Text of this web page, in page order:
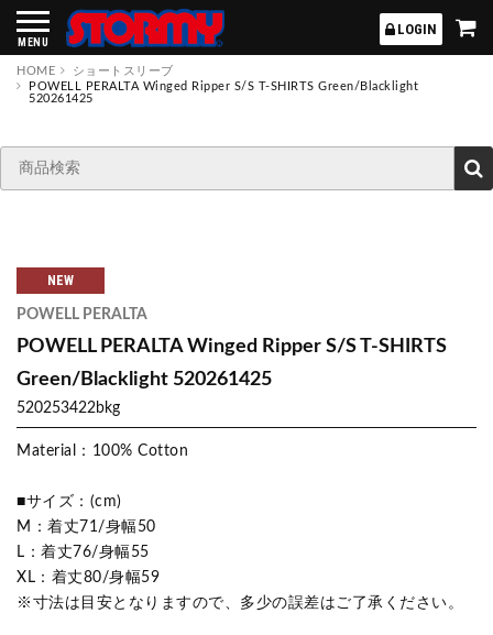
MENU
LOGIN
HOME
ショートスリーブ
POWELL PERALTA Winged Ripper S/S T-SHIRTS Green/Blacklight
520261425
NEW
POWELL PERALTA
POWELL PERALTA Winged Ripper S/S T-SHIRTS
Green/Blacklight 520261425
520253422bkg
Material：100% Cotton
■サイズ：(cm)
M：着丈71/身幅50
L：着丈76/身幅55
XL：着丈80/身幅59
※寸法は目安となりますので、多少の誤差はご了承ください。